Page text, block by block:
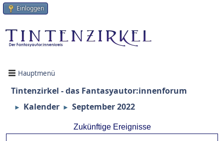
Einloggen
Hauptmenü
Tintenzirkel - das Fantasyautor:innenforum
► Kalender ► September 2022
Zukünftige Ereignisse